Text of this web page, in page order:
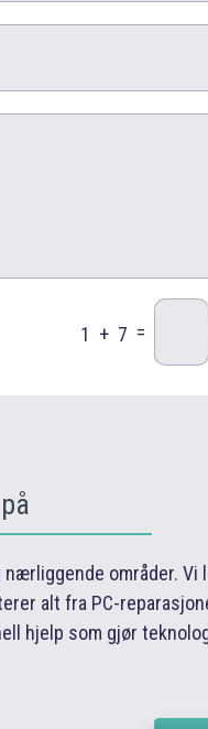
1 + 7 =
områder. Vi
alt fra PC-
hjelp som gjør